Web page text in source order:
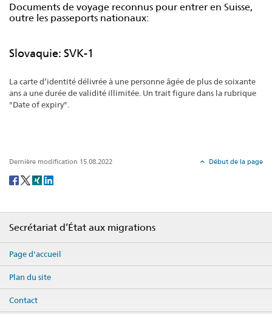
Documents de voyage reconnus pour entrer en Suisse,
outre les passeports nationaux:
Slovaquie: SVK-1
La carte d’identité délivrée à une personne âgée de plus de soixante
ans a une durée de validité illimitée. Un trait figure dans la rubrique
"Date of expiry".
Dernière modification 15.08.2022 Début de la page
Social
Secrétariat d’État aux migrations
Page d'accueil
Plan du site
Contact